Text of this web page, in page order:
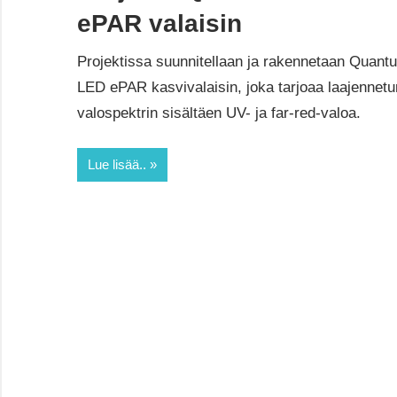
ePAR valaisin
Projektissa suunnitellaan ja rakennetaan
LED ePAR kasvivalaisin, joka tarjoaa
valospektrin sisältäen UV- ja far-red-valoa.
Lue lisää..